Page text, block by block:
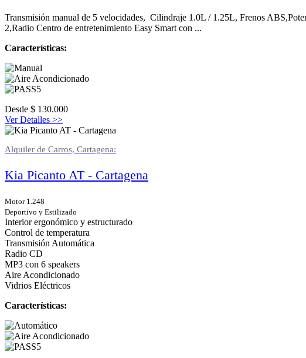
Transmisión manual de 5 velocidades, Cilindraje 1.0L / 1.25L, Frenos
2,Radio Centro de entretenimiento Easy Smart con ...
Características:
Desde $ 130.000
Ver Detalles >>
Alquiler de Carros, Cartagena:
Kia Picanto AT - Cartagena
Motor 1.248
Deportivo y Estilizado
Interior ergonómico y estructurado
Control de temperatura
Transmisión Automática
Radio CD
MP3 con 6 speakers
Aire Acondicionado
Vidrios Eléctricos
Características: